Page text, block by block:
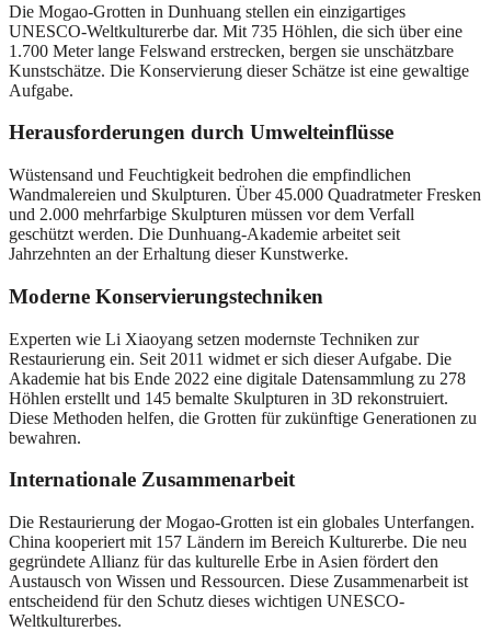
Die Mogao-Grotten in Dunhuang stellen ein einzigartiges
UNESCO-Weltkulturerbe dar. Mit 735 Höhlen, die sich über eine
1.700 Meter lange Felswand erstrecken, bergen sie unschätzbare
Kunstschätze. Die Konservierung dieser Schätze ist eine gewaltige
Aufgabe.
Herausforderungen durch Umwelteinflüsse
Wüstensand und Feuchtigkeit bedrohen die empfindlichen
Wandmalereien und Skulpturen. Über 45.000 Quadratmeter Fresken
und 2.000 mehrfarbige Skulpturen müssen vor dem Verfall
geschützt werden. Die Dunhuang-Akademie arbeitet seit
Jahrzehnten an der Erhaltung dieser Kunstwerke.
Moderne Konservierungstechniken
Experten wie Li Xiaoyang setzen modernste Techniken zur
Restaurierung ein. Seit 2011 widmet er sich dieser Aufgabe. Die
Akademie hat bis Ende 2022 eine digitale Datensammlung zu 278
Höhlen erstellt und 145 bemalte Skulpturen in 3D rekonstruiert.
Diese Methoden helfen, die Grotten für zukünftige Generationen zu
bewahren.
Internationale Zusammenarbeit
Die Restaurierung der Mogao-Grotten ist ein globales Unterfangen.
China kooperiert mit 157 Ländern im Bereich Kulturerbe. Die neu
gegründete Allianz für das kulturelle Erbe in Asien fördert den
Austausch von Wissen und Ressourcen. Diese Zusammenarbeit ist
entscheidend für den Schutz dieses wichtigen UNESCO-
Weltkulturerbes.